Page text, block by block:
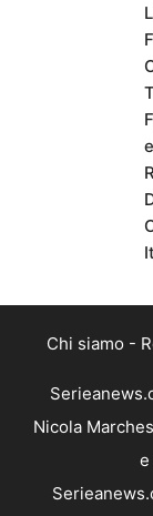
Chi siamo -
Nicola
e